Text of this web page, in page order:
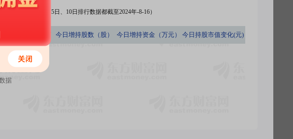
（注：今日、3日、5日、10日排行数据都截至2024年-8-16）
量占A股百分比
今日 增持股数（股） 今日 增持资金（万元） 今日 持股市值变化(元)
据